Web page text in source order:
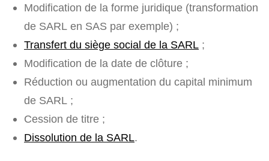
Modification de la forme juridique (transformation
de SARL en SAS par exemple) ;
Transfert du siège social de la SARL ;
Modification de la date de clôture ;
Réduction ou augmentation du capital minimum
de SARL ;
Cession de titre ;
Dissolution de la SARL.